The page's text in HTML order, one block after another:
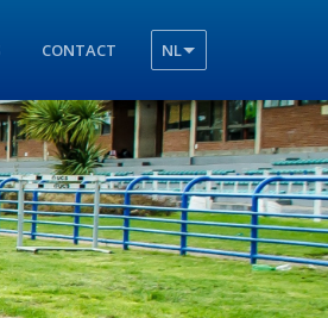
CONTACT NL